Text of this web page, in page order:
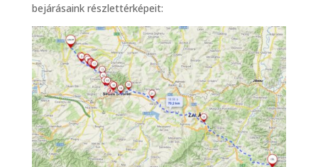
bejárásaink részlettérképeit: